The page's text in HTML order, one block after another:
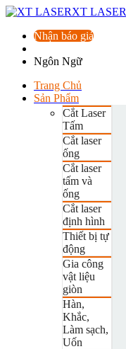
XT LASER
Nhận báo giá
Ngôn Ngữ
Trang Chủ
Sản Phẩm
Cắt Laser
Tấm
Cắt laser
ống
Cắt laser
tấm và
ống
Cắt laser
định hình
Thiết bị tự
động
Gia công
vật liệu
giòn
Hàn,
Khắc,
Làm sạch,
Uốn